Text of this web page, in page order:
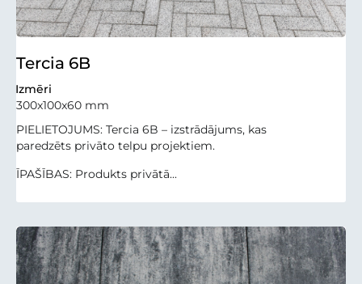
Tercia 6B
Izmēri
300x100x60 mm
PIELIETOJUMS: Tercia 6B – izstrādājums, kas
paredzēts privāto telpu projektiem.
ĪPAŠĪBAS: Produkts privātā...